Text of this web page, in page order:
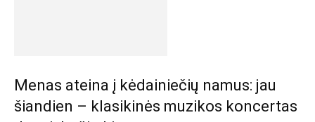
Menas ateina į kėdainiečių namus: jau
šiandien – klasikinės muzikos koncertas